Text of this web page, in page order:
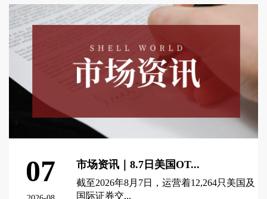
07 市场资讯｜8.7日美国OT...
截至2026年8月7日，运营着12,264只美国及
国际证券交...